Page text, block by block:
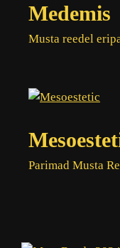
Medemis
Musta reedel
Parimad Musta